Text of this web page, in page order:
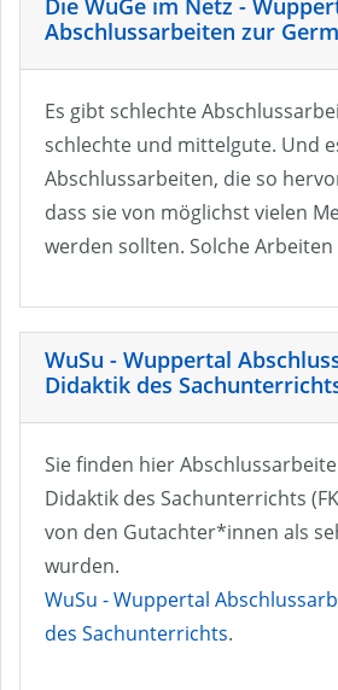
Die WuGe im Netz -
Abschlussarbeiten zur
Es gibt schlechte
schlechte und mittelgute. Und
Abschlussarbeiten, die so
dass sie von möglichst vielen
werden sollten. Solche Arbeiten
WuSu - Wuppertal
Didaktik des
Sie finden hier
Didaktik des Sachunterrichts
von den Gutachter*innen als
wurden.
WuSu - Wuppertal
des Sachunterrichts.